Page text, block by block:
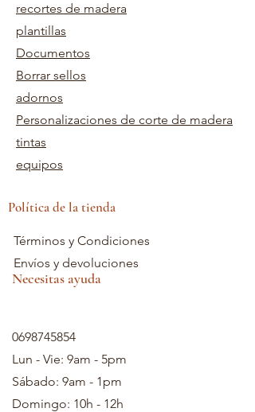
recortes de madera
plantillas
Documentos
Borrar sellos
adornos
Personalizaciones de corte de madera
tintas
equipos
Política de la tienda
Términos y Condiciones
Envíos y devoluciones
Necesitas ayuda
0698745854
Lun - Vie: 9am - 5pm
Sábado: 9am - 1pm
Domingo: 10h - 12h